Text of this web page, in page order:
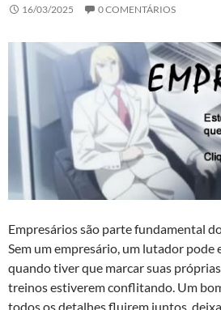
16/03/2025 0 COMENTÁRIOS
Empresários são parte fundamental
Sem um empresário, um lutador pode
quando tiver que marcar suas
treinos estiverem conflitando. Um
todos os detalhes fluirem juntos,